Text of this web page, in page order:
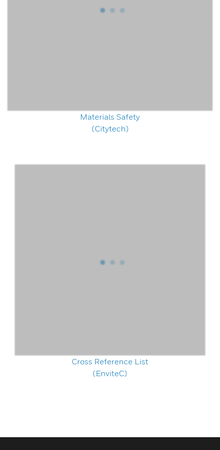
Materials Safety
(Citytech)
Cross Reference List
(EnviteC)